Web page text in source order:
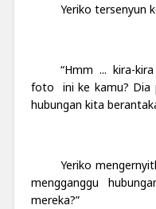
Yeriko tersenyun
“Hmm ... kira-
foto ini ke kamu? Dia
hubungan kita
Yeriko
mengganggu
mereka?”